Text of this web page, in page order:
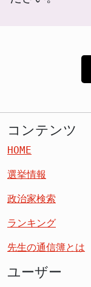
コンテンツ
HOME
選挙情報
政治家検索
ランキング
先生の通信簿とは
ユーザー